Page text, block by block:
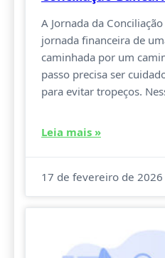
A Jornada da
jornada financeira de
caminhada por um
passo precisa ser
para evitar tropeços.
Leia mais »
17 de fevereiro de 2026